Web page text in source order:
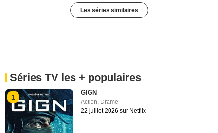
Les séries similaires
Séries TV les + populaires
1
GIGN
Action, Drame
22 juillet 2026 sur Netflix